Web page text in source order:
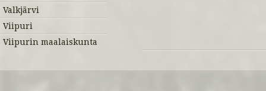
Valkjärvi
Viipuri
Viipurin maalaiskunta